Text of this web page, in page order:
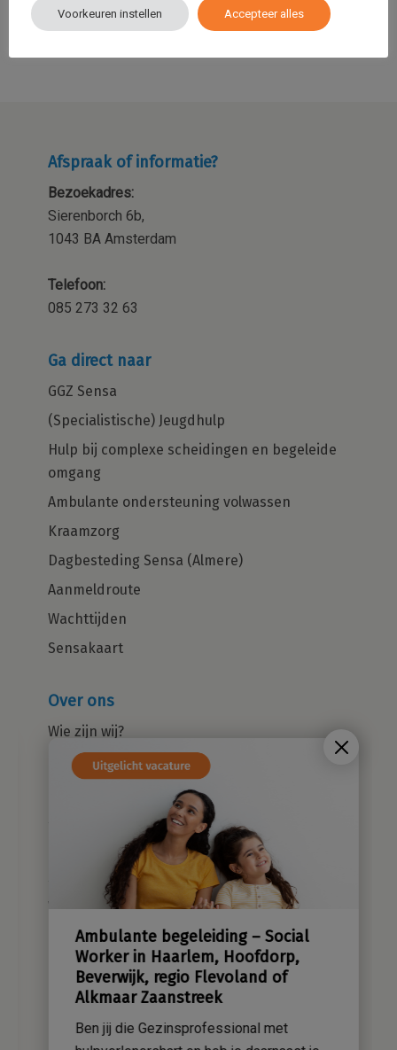
Worker in Haarlem, Hoofdorp,
Beverwijk, regio Flevoland of
Alkmaar Zaanstreek
hulpverlenershart en heb je daarnaast je
20 september 2024
Afspraak of informatie?
Bezoekadres:
Sierenborch 6b,
1043 BA Amsterdam
Telefoon:
085 273 32 63
Ga direct naar
GGZ Sensa
(Specialistische) Jeugdhulp
Hulp bij complexe scheidingen en begeleide
omgang
Ambulante ondersteuning volwassen
Kraamzorg
Dagbesteding Sensa (Almere)
Aanmeldroute
Wachttijden
Sensakaart
Over ons
Wie zijn wij?
Cliëntenraad
Sensatieve methodiek
Groene zorg
Stichting Sensa
Werken bij
Contact
Voorkeuren instellen Accepteer alles